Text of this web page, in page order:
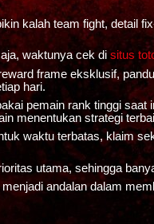
kalah team fight, detail
waktunya cek disitus
frame eksklusif,
hari.
pemain rank tinggi
menentukan strategi
waktu terbatas, klaim
utama, sehingga
andalan dalam